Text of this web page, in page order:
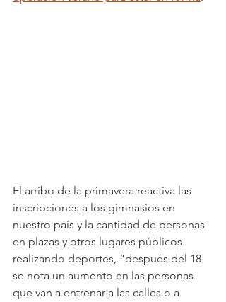
El arribo de la primavera reactiva las
inscripciones a los gimnasios en
nuestro país y la cantidad de personas
en plazas y otros lugares públicos
realizando deportes, “después del 18
se nota un aumento en las personas
que van a entrenar a las calles o a